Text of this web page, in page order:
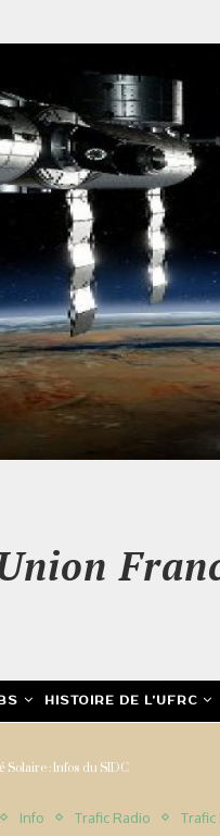
HISTOIRE DE L’UFRC
: Infos du SIDC
Info Trafic Radio